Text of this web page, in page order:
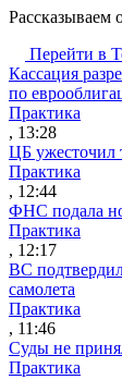
Рассказываем
Перейти в
Кассация
по
Практика
, 13:28
ЦБ ужесточил
Практика
, 12:44
ФНС подала
Практика
, 12:17
ВС
самолета
Практика
, 11:46
Суды не
Практика